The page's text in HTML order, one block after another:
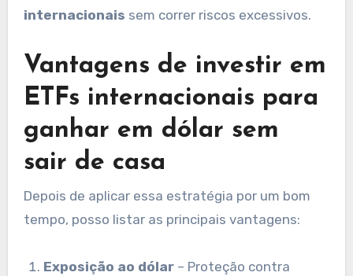
internacionais sem correr riscos excessivos.
Vantagens de investir em
ETFs internacionais para
ganhar em dólar sem
sair de casa
Depois de aplicar essa estratégia por um bom
tempo, posso listar as principais vantagens:
Exposição ao dólar – Proteção contra